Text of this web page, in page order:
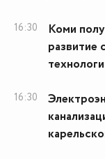
16:30
Коми
16:30